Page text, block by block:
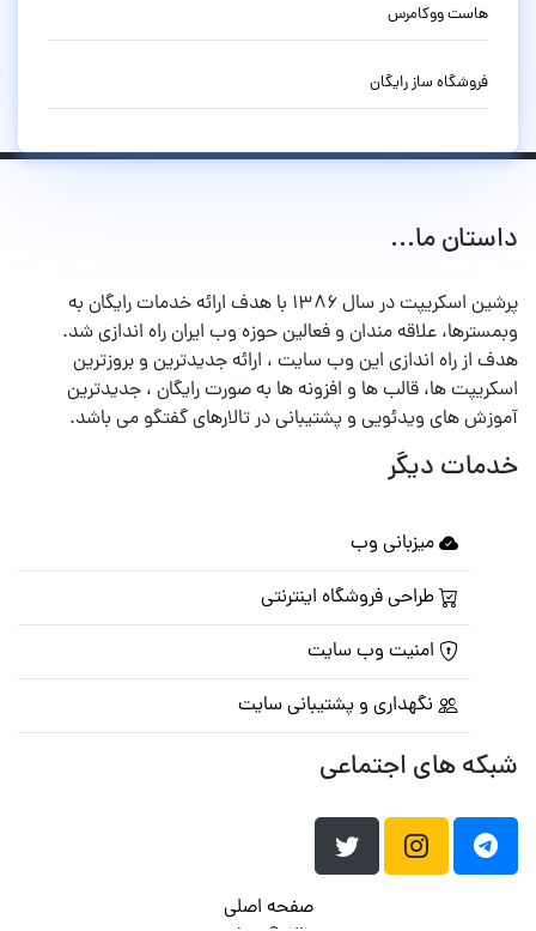
هاست ووکامرس
فروشگاه ساز رایگان
داستان ما...
پرشین اسکریپت در سال ۱۳۸۶ با هدف ارائه خدمات رایگان به
وبمسترها، علاقه مندان و فعالین حوزه وب ایران راه اندازی شد.
هدف از راه اندازی این وب سایت ، ارائه جدیدترین و بروزترین
اسکریپت ها، قالب ها و افزونه ها به صورت رایگان ، جدیدترین
آموزش های ویدئویی و پشتیبانی در تالارهای گفتگو می باشد.
خدمات دیگر
میزبانی وب
طراحی فروشگاه اینترنتی
امنیت وب سایت
نگهداری و پشتیبانی سایت
شبکه های اجتماعی
صفحه اصلی